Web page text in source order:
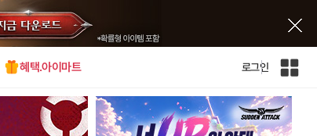
혜택.아이마트 로그인
인
전
사